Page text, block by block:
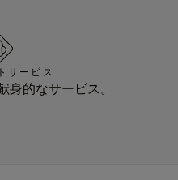
サービス
的なサービス。